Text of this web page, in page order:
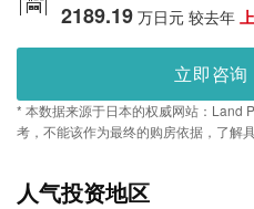
2189.19 万日元 较去年
立即咨询
* 本数据来源于日本的权威网站：Land
考，不能该作为最终的购房依据，了解
人气投资地区